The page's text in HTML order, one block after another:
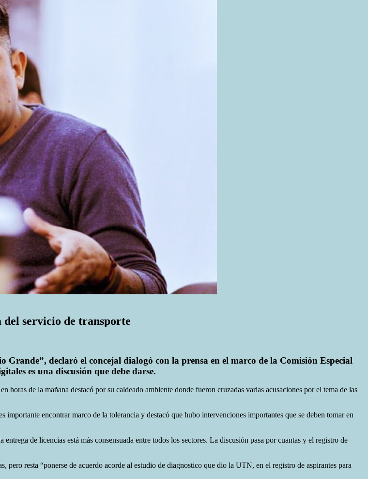
servicio de transporte
Grande”, declaró el concejal dialogó con la prensa en el marco de la Comisión Especial
es una discusión que debe darse.
de la mañana destacó por su caldeado ambiente donde fueron cruzadas varias acusaciones por el tema de las
importante encontrar marco de la tolerancia y destacó que hubo intervenciones importantes que se deben tomar en
de licencias está más consensuada entre todos los sectores. La discusión pasa por cuantas y el registro de
pero resta “ponerse de acuerdo acorde al estudio de diagnostico que dio la UTN, en el registro de aspirantes para